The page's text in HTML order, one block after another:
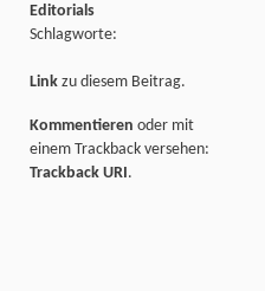
Editorials
Schlagworte:
Link zu diesem Beitrag.
Kommentieren oder mit
einem Trackback versehen:
Trackback URI.